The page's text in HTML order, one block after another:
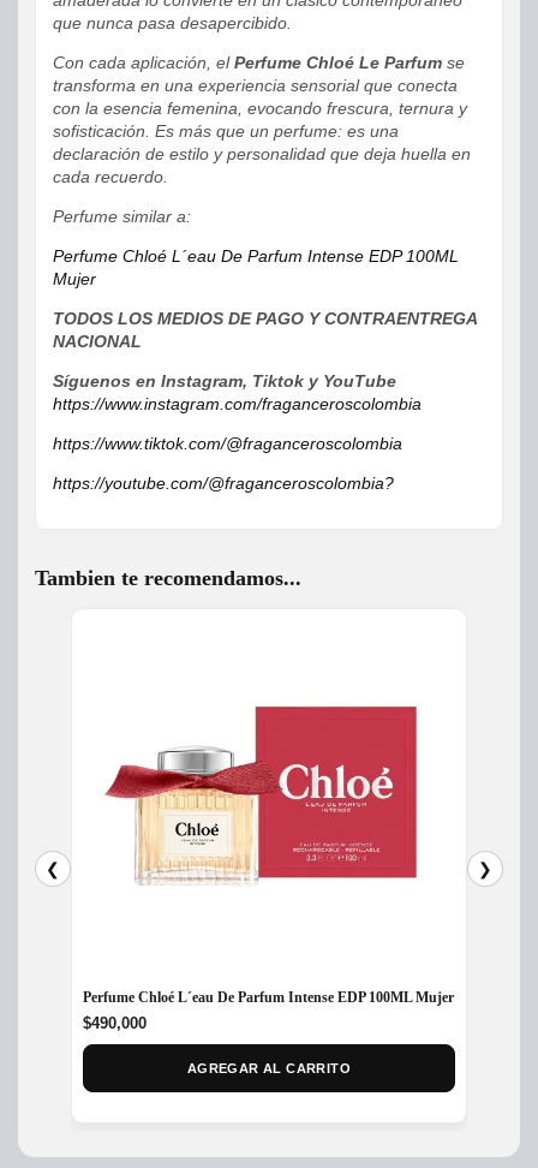
que nunca pasa desapercibido.
Con cada aplicación, elPerfume Chloé Le Parfum se
transforma en una experiencia sensorial que conecta
con la esencia femenina, evocando frescura, ternura y
sofisticación. Es más que un perfume: es una
declaración de estilo y personalidad que deja huella en
cada recuerdo.
Perfume similar a:
Perfume Chloé L´eau De Parfum Intense EDP 100ML
Mujer
TODOS LOS MEDIOS DE PAGO Y CONTRAENTREGA
NACIONAL
Síguenos en Instagram, Tiktok y YouTube
https://www.instagram.com/fraganceroscolombia
https://www.tiktok.com/@fraganceroscolombia
https://youtube.com/@fraganceroscolombia?
Tambien te recomendamos...
❮
Perfume Chloé L´eau De Parfum Intense EDP 100ML Mujer
$490,000
AGREGAR AL CARRITO
❯